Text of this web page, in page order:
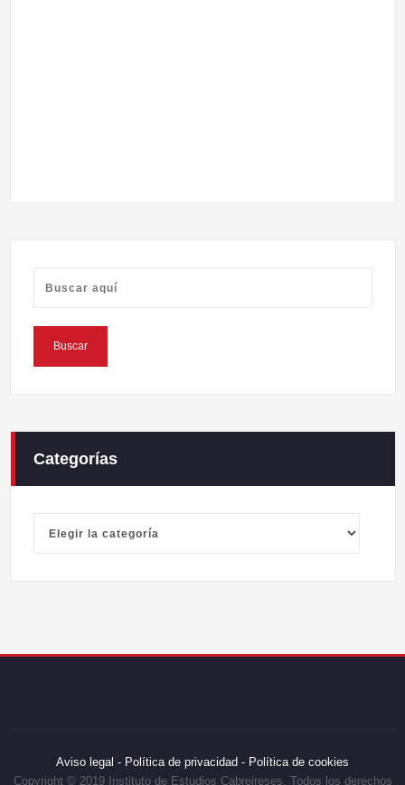
Categorías
Aviso legal - Política de privacidad - Política de cookies
Copyright © 2019 Instituto de Estudios Cabreireses. Todos los derechos